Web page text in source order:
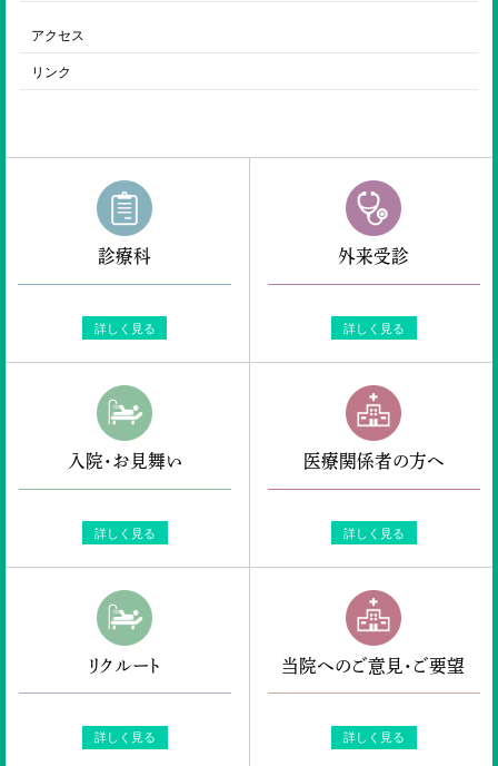
アクセス
リンク
診療科
詳しく見る
外来受診
詳しく見る
入院・お見舞い
詳しく見る
医療関係者の方へ
詳しく見る
リクルート
詳しく見る
当院へのご意見・ご要望
詳しく見る